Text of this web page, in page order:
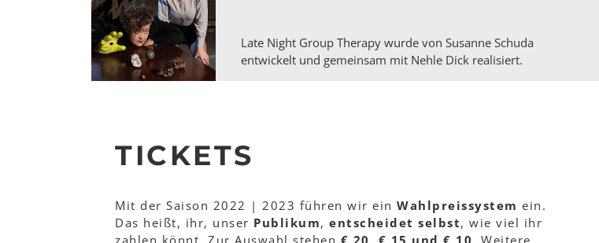
Late Night Group Therapy wurde von Susanne Schuda
entwickelt und gemeinsam mit Nehle Dick realisiert.
TICKETS
Mit der Saison 2022 | 2023 führen wir ein Wahlpreissystem ein.
Das heißt, ihr, unser Publikum, entscheidet selbst, wie viel ihr